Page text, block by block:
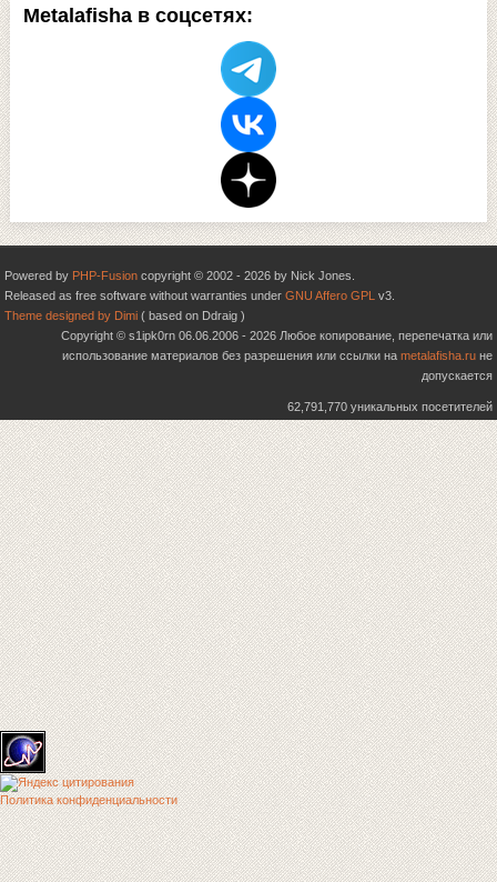
Metalafisha в соцсетях:
Powered by PHP-Fusion copyright © 2002 - 2026 by Nick Jones.
Released as free software without warranties under GNU Affero GPL v3.
Theme designed by Dimi ( based on Ddraig )
Copyright © s1ipk0rn 06.06.2006 - 2026 Любое копирование, перепечатка или
использование материалов без разрешения или ссылки на metalafisha.ru не
допускается
62,791,770 уникальных посетителей
Политика конфиденциальности